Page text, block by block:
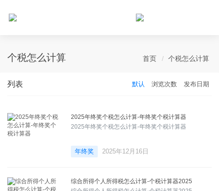
个税怎么计算 首页 个税怎么计算
列表 默认 浏览次数 发布日期
2025年终奖个税怎么计算-年终奖个税计算器
2025年终奖个税怎么计算-年终奖个税计算器
年终奖 2025年12月16日
综合所得个人所得税怎么计算-个税计算器2025